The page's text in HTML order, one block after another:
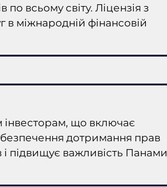
всьому світу. Ліцензія з
в міжнародній фінансовій
інвесторам, що включає
дотримання прав
і підвищує важливість Панами